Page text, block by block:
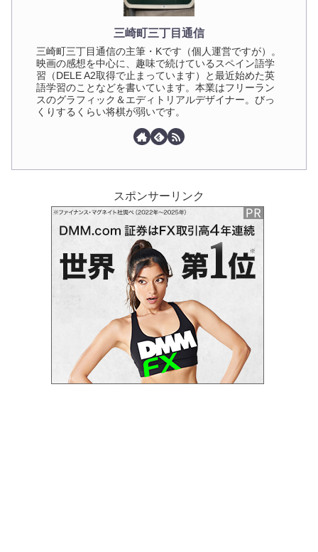
三崎町三丁目通信
三崎町三丁目通信の主筆・Kです（個人運営ですが）。
映画の感想を中心に、趣味で続けているスペイン語学
習（DELE A2取得で止まっています）と最近始めた英
語学習のことなどを書いています。本業はフリーラン
スのグラフィック＆エディトリアルデザイナー。びっ
くりするくらい将棋が弱いです。
スポンサーリンク